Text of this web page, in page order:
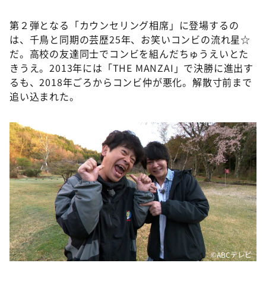
ザキ山小屋本館
ぺこぱのまるスポ
アナ回覧板
第２弾となる「カウンセリング相席」に登場するの
は、千鳥と同期の芸歴25年、お笑いコンビの流れ星☆
だ。高校の友達同士でコンビを組んだちゅうえいとた
きうえ。2013年には「THE MANZAI」で決勝に進出す
るも、2018年ごろからコンビ仲が悪化。解散寸前まで
追い込まれた。
©️ABCテレビ